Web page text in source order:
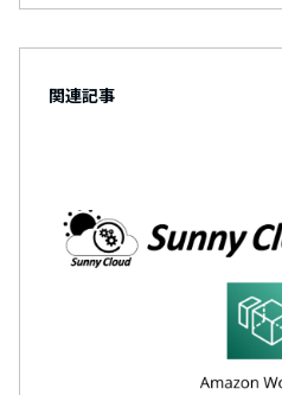
関連記事